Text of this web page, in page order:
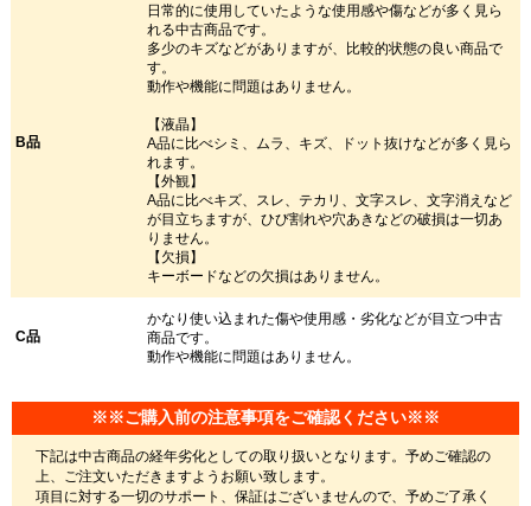
B品
日常的に使用していたような使用感や傷などが多く見ら
れる中古商品です。
多少のキズなどがありますが、比較的状態の良い商品で
す。
動作や機能に問題はありません。
【液晶】
A品に比べシミ、ムラ、キズ、ドット抜けなどが多く見ら
れます。
【外観】
A品に比べキズ、スレ、テカリ、文字スレ、文字消えなど
が目立ちますが、ひび割れや穴あきなどの破損は一切あ
りません。
【欠損】
キーボードなどの欠損はありません。
C品
かなり使い込まれた傷や使用感・劣化などが目立つ中古
商品です。
動作や機能に問題はありません。
※※ご購入前の注意事項をご確認ください※※
下記は中古商品の経年劣化としての取り扱いとなります。予めご確認の
上、ご注文いただきますようお願い致します。
項目に対する一切のサポート、保証はございませんので、予めご了承く